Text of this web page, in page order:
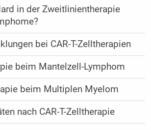
in der Zweitlinientherapie
bei CAR-T-Zelltherapien
beim Mantelzell-Lymphom
beim Multiplen Myelom
nach CAR-T-Zelltherapie